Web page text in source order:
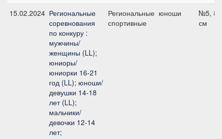
15.02.2024 Региональные
соревнования
по конкуру :
мужчины/
женщины (LL);
юниоры/
юниорки 16-21
год (LL); юноши/
девушки 14-18
лет (LL);
мальчики/
девочки 12-14
лет;
Региональные
спортивные
юноши
№5, 80
см